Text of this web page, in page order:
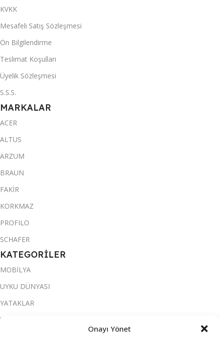
Onayı Yönet
KVKK
Mesafeli Satış Sözleşmesi
Ön Bilgilendirme
Teslimat Koşulları
Üyelik Sözleşmesi
S.S.S.
MARKALAR
ACER
ALTUS
ARZUM
BRAUN
FAKİR
KORKMAZ
PROFILO
SCHAFER
KATEGORİLER
MOBİLYA
UYKU DÜNYASI
YATAKLAR
YATAK ODASI